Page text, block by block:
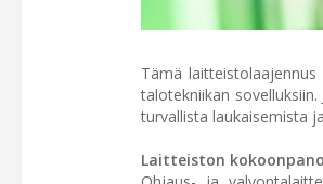
Tämä
talotekniikan
turvallista laukaisemista
Laitteiston